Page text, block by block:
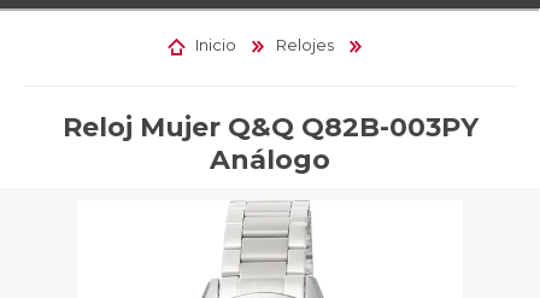
INICIAR SESIÓN
Inicio Relojes
Reloj Mujer Q&Q Q82B-003PY
Análogo